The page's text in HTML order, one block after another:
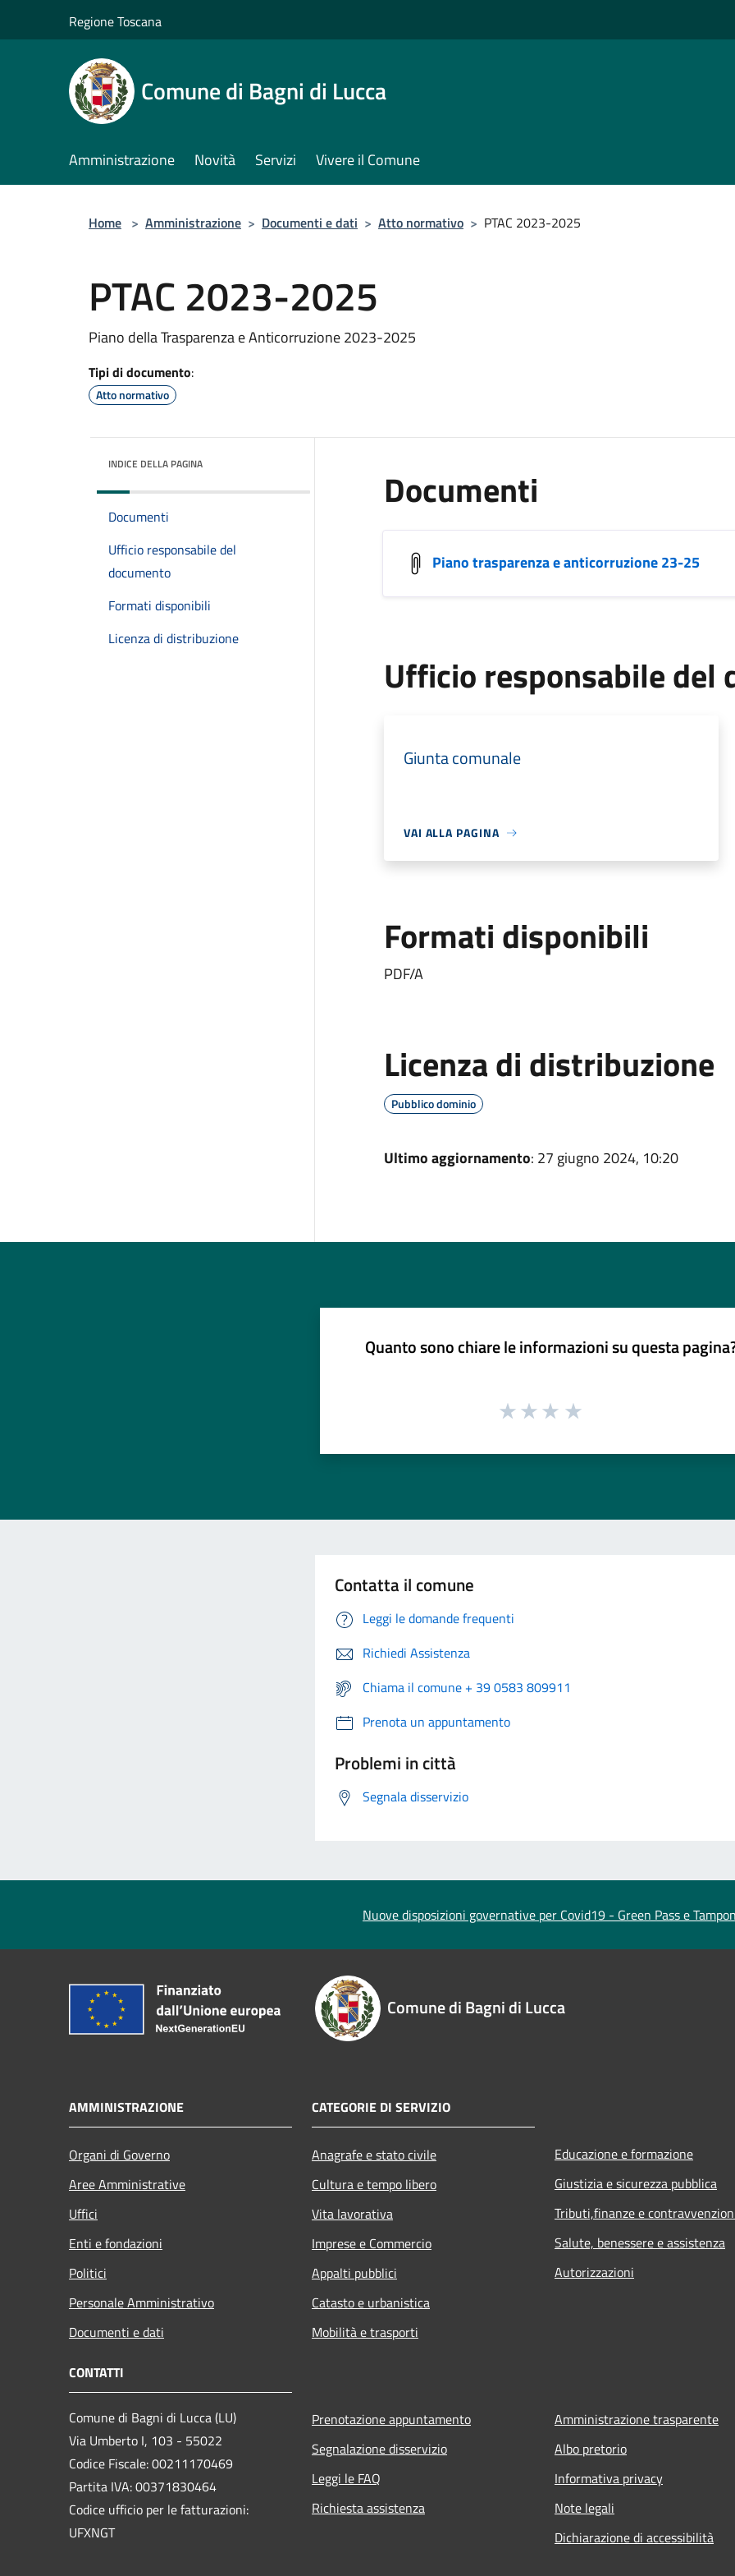
Regione Toscana
Comune di Bagni di Lucca
Amministrazione Novità Servizi Vivere il Comune
Home > Amministrazione > Documenti e dati > Atto normativo > PTAC 2023-2025
PTAC 2023-2025
Piano della Trasparenza e Anticorruzione 2023-2025
Tipi di documento:
Atto normativo
INDICE DELLA PAGINA
Documenti
Ufficio responsabile del
documento
Formati disponibili
Licenza di distribuzione
Documenti
Piano trasparenza e anticorruzione 23-25
Ufficio responsabile del
Giunta comunale
VAI ALLA PAGINA
Formati disponibili
PDF/A
Licenza di distribuzione
Pubblico dominio
Ultimo aggiornamento: 27 giugno 2024, 10:20
Quanto sono chiare le informazioni su questa
Contatta il comune
Leggi le domande frequenti
Richiedi Assistenza
Chiama il comune + 39 0583 809911
Prenota un appuntamento
Problemi in città
Segnala disservizio
Nuove disposizioni governative per Covid19 - Green Pass e
Comune di Bagni di Lucca
AMMINISTRAZIONE
Organi di Governo
Aree Amministrative
Uffici
Enti e fondazioni
Politici
Personale Amministrativo
Documenti e dati
CATEGORIE DI SERVIZIO
Anagrafe e stato civile
Cultura e tempo libero
Vita lavorativa
Imprese e Commercio
Appalti pubblici
Catasto e urbanistica
Mobilità e trasporti
Educazione e formazione
Giustizia e sicurezza pubblica
Tributi,finanze e
Salute, benessere e assistenza
Autorizzazioni
CONTATTI
Comune di Bagni di Lucca (LU)
Via Umberto I, 103 - 55022
Codice Fiscale: 00211170469
Partita IVA: 00371830464
Codice ufficio per le fatturazioni:
UFXNGT
Prenotazione appuntamento
Segnalazione disservizio
Leggi le FAQ
Richiesta assistenza
Amministrazione trasparente
Albo pretorio
Informativa privacy
Note legali
Dichiarazione di accessibilità